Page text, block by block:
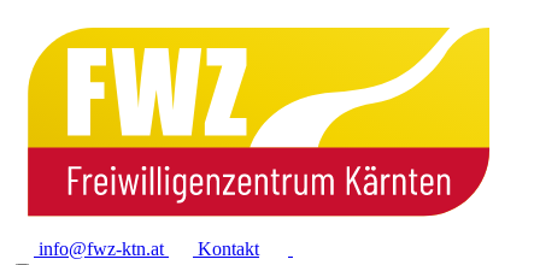
info@fwz-ktn.at Kontakt